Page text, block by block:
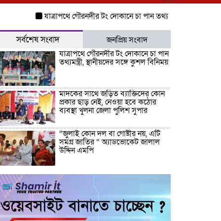
যাত্রাপথে গৌরনদীর টং দোকানে চা পান তথ্যমন্ত্রী, স্থানীয়দের সঙ্গে
সর্বশেষ সংবাদ
জনপ্রিয় সংবাদ
যাত্রাপথে গৌরনদীর টং দোকানে চা পান
তথ্যমন্ত্রী, স্থানীয়দের সঙ্গে কুশল বিনিময়
মাদকের সাথে জড়িত ব্যাক্তিদের কোন
প্রকার ছাড় নেই, নেওয়া হবে কঠোর
ব্যবস্থা খুলনা জেলা পুলিশ সুপার
“জুলাই কোন দল বা গোষ্টীর নয়, এটি
সমগ্র জাতির ” অ্যাডভোকেট জালাল
উদ্দিন এমপি
ধামরাইয়ে ট্রাক চাপায় মোটরসাইকেল
আরোহী পশু চিকিৎসক নিহত, আহত ৩
কয়রায় জুলাই ছাত্র গণঅভ্যুত্থানের ২য়